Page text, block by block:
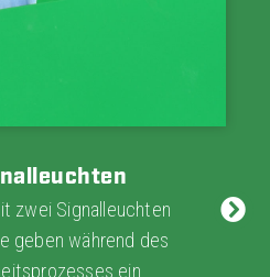
zwei Signalleuchten
geben während des
ein